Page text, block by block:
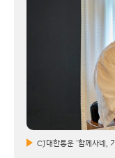
CJ대한통운 ‘함께사네,